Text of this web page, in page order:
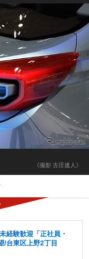
《撮影 古庄速人》
経験歓迎「正社員・
/台東区上野2丁目